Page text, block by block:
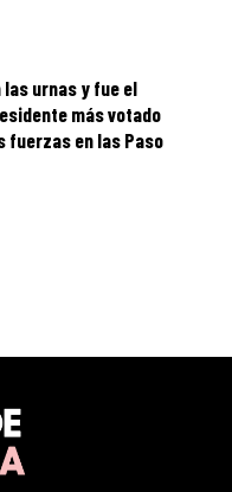
las urnas y fue el
más votado
fuerzas en las Paso